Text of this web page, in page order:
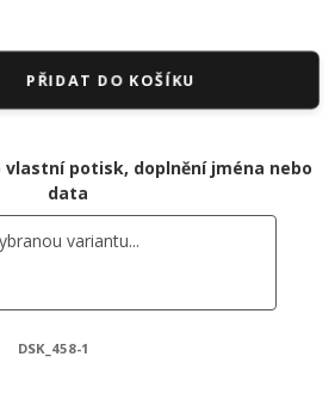
PŘIDAT DO KOŠÍKU
vlastní potisk, doplnění jména nebo
data
DSK_458-1